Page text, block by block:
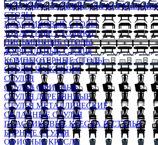
ДЕТСКИЙ СТУЛЬЧИК ДЛЯ КОРМЛЕНИЯ
СТОЛЫ
ПЛАСТИКОВЫЕ СТОЛЫ
ТУАЛЕТНЫЕ СТОЛИКИ
ПИСЬМЕННЫЕ СТОЛЫ
ЖУРНАЛЬНЫЕ СТОЛЫ
КОМПЬЮТЕРНЫЕ СТОЛЫ
СТОЛЫ НА КУХНЮ
СТУЛЬЯ
СТУЛЬЯ ОФИСНЫЕ
СТУЛЬЯ ДЕРЕВЯННЫЕ
СТУЛЬЯ МЕТАЛЛИЧЕСКИЕ
СКЛАДНЫЕ СТУЛЬЯ
ПЛАСТИКОВЫЕ КРЕСЛА И СТУЛЬЯ
БАРНЫЕ СТУЛЬЯ
ОФИСНЫЕ КРЕСЛА